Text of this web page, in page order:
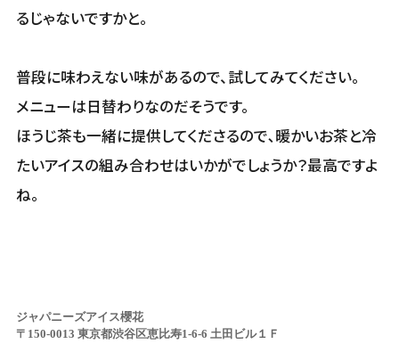
るじゃないですかと。
普段に味わえない味があるので、試してみてください。
メニューは日替わりなのだそうです。
ほうじ茶も一緒に提供してくださるので､暖かいお茶と冷
たいアイスの組み合わせはいかがでしょうか？最高ですよ
ね。
ジャパニーズアイス櫻花
〒150-0013 東京都渋谷区恵比寿1-6-6 土田ビル１Ｆ